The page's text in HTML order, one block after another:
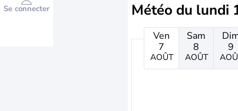
Se connecter Météo du lundi
Ven
7
AOÛT
Sam
8
AOÛT
9